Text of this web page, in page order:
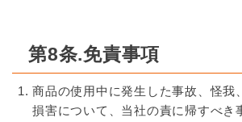
第8条.免責事項
商品の使用中に発生した事故、怪我
損害について、当社の責に帰すべき